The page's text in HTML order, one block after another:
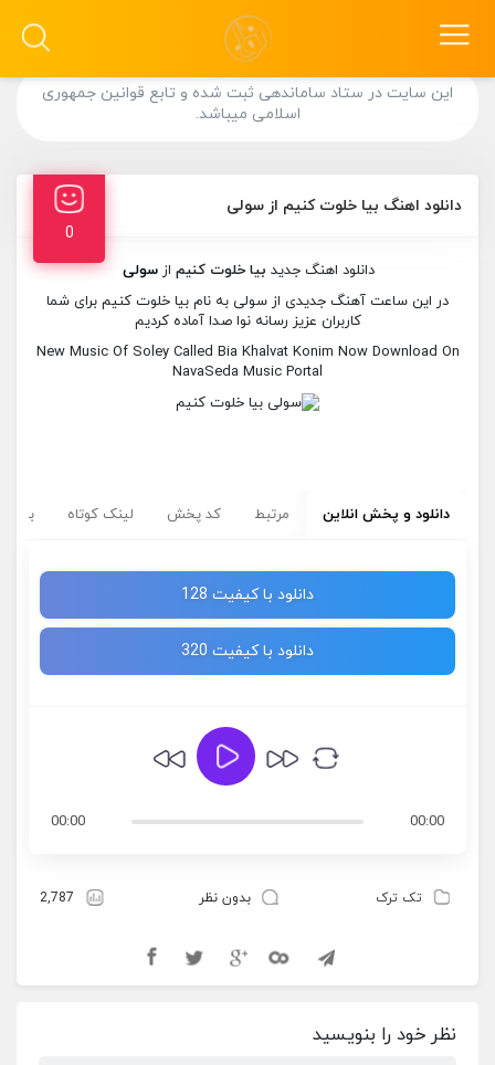
این سایت در ستاد ساماندهی ثبت شده و تابع قوانین جمهوری
اسلامی میباشد.
دانلود اهنگ بیا خلوت کنیم از سولی
0
دانلود اهنگ جدید بیا خلوت کنیم از سولی
در این ساعت آهنگ جدیدی از سولی به نام بیا خلوت کنیم برای شما
کاربران عزیز رسانه نوا صدا آماده کردیم
New Music Of Soley Called Bia Khalvat Konim Now Download On
NavaSeda Music Portal
دانلود و پخش انلاین مرتبط کد پخش لینک کوتاه
دانلود با کیفیت 128
دانلود با کیفیت 320
00:00
00:00
تک ترک بدون نظر 2,787
نظر خود را بنویسید